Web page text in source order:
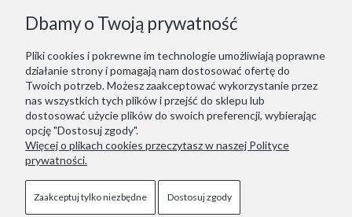
KONTAKT
Copyrights © 2021 - ZOOKSY.
Jesteśmy zarejestrowani w niemieckim systemie LUCID
(Verpackungsregister): DE1916650756162
Wir sind im deutschen Verpackungsregister LUCID registriert:
DE1916650756162
Dbamy o Twoją prywatność
Pliki cookies i pokrewne im technologie umożliwiają poprawne
działanie strony i pomagają nam dostosować ofertę do
Twoich potrzeb. Możesz zaakceptować wykorzystanie przez
nas wszystkich tych plików i przejść do sklepu lub
dostosować użycie plików do swoich preferencji, wybierając
opcję "Dostosuj zgody".
Więcej o plikach cookies przeczytasz w naszej Polityce
prywatności.
Zaakceptuj tylko niezbędne Dostosuj zgody